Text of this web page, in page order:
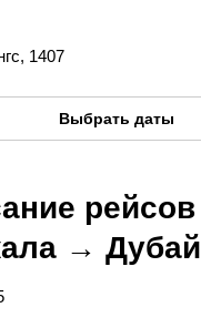
1407
Выбрать даты
рейсов
→ Дубай